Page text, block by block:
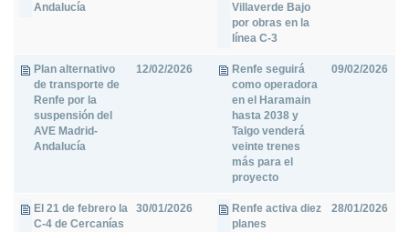
Andalucía
Villaverde Bajo
por obras en la
línea C-3
Plan alternativo
de transporte de
Renfe por la
suspensión del
AVE Madrid-
Andalucía
12/02/2026
Renfe seguirá
como operadora
en el Haramain
hasta 2038 y
Talgo venderá
veinte trenes
más para el
proyecto
09/02/2026
El 21 de febrero la
C-4 de Cercanías
30/01/2026
Renfe activa diez
planes
28/01/2026